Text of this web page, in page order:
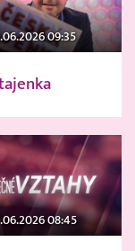
09:35
08:45